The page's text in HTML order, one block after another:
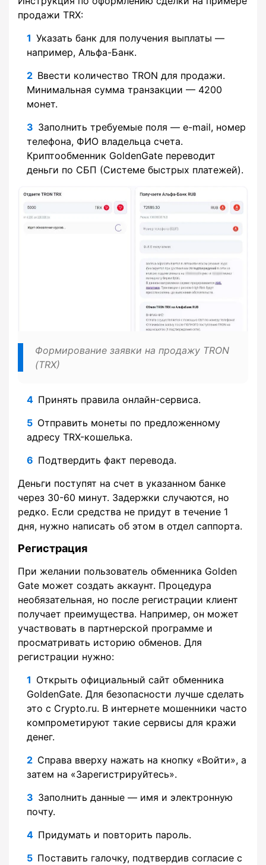
продажи TRX:
Указать банк для получения выплаты —
например, Альфа-Банк.
Ввести количество TRON для продажи.
Минимальная сумма транзакции — 4200
монет.
Заполнить требуемые поля — e-mail, номер
телефона, ФИО владельца счета.
Криптообменник GoldenGate переводит
деньги по СБП (Системе быстрых платежей).
Формирование заявки на продажу TRON
(TRX)
Принять правила онлайн-сервиса.
Отправить монеты по предложенному
адресу TRX-кошелька.
Подтвердить факт перевода.
Деньги поступят на счет в указанном банке
через 30-60 минут. Задержки случаются, но
редко. Если средства не придут в течение 1
дня, нужно написать об этом в отдел саппорта.
Регистрация
При желании пользователь обменника Golden
Gate может создать аккаунт. Процедура
необязательная, но после регистрации клиент
получает преимущества. Например, он может
участвовать в партнерской программе и
просматривать историю обменов. Для
регистрации нужно:
Открыть официальный сайт обменника
GoldenGate. Для безопасности лучше сделать
это с Crypto.ru. В интернете мошенники часто
компрометируют такие сервисы для кражи
денег.
Справа вверху нажать на кнопку «Войти», а
затем на «Зарегистрируйтесь».
Заполнить данные — имя и электронную
почту.
Придумать и повторить пароль.
Поставить галочку, подтвердив согласие с